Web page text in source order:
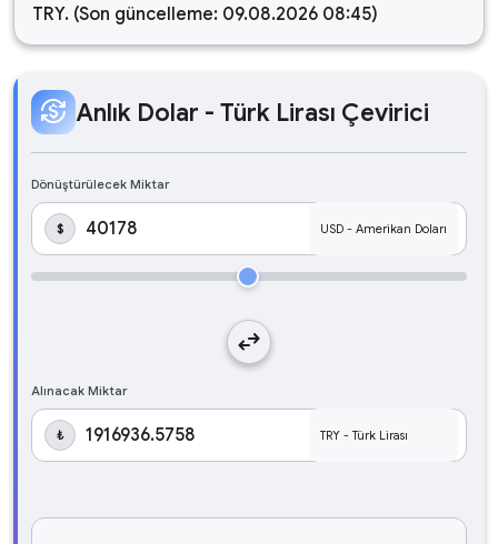
TRY. (Son güncelleme: 09.08.2026 08:45)
currency_exchange Anlık Dolar - Türk Lirası Çevirici
Dönüştürülecek Miktar
$
swap_horiz
Alınacak Miktar
₺